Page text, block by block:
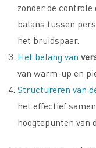
zonder de controle
balans tussen
het bruidspaar.
Het belang van
van warm-up en
Structureren van
het effectief
hoogtepunten van